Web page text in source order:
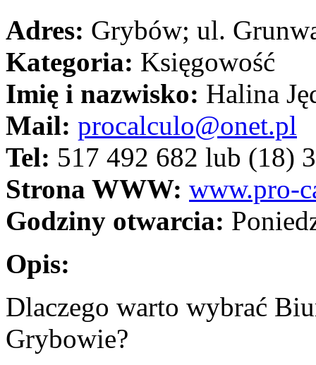
Adres: Grybów; ul.
Kategoria: Księgowość
Imię i nazwisko: Halina
Mail: procalculo@onet.pl
Tel: 517 492 682 lub (18)
Strona WWW: www.pro-
Godziny otwarcia:
Opis:
Dlaczego warto wybrać
Grybowie?